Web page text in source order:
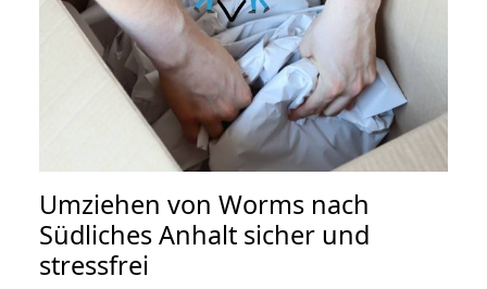
Umziehen von Worms nach
Südliches Anhalt sicher und
stressfrei